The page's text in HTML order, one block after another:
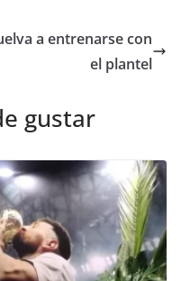
a entrenarse con
el plantel
gustar